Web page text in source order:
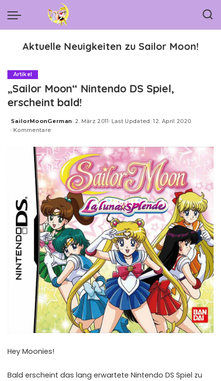
Aktuelle Neuigkeiten zu Sailor Moon!
Artikel
„Sailor Moon“ Nintendo DS Spiel,
erscheint bald!
Posted
by
SailorMoonGerman 2. März 2011 Last Updated: 12. April 2020
Kommentare
Hey Moonies!
Bald erscheint das lang erwartete Nintendo DS Spiel zu